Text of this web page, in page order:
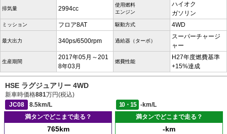
排気量 2994cc
使用燃料
エンジン
ハイオク
ガソリン
ミッション フロア8AT 駆動方式 4WD
最大出力 340ps/6500rpm 過給器（ターボ）
スーパーチャージ
ャー
生産期間
2017年05月～201
8年03月
燃費性能
H27年度燃費基準
+15%達成
HSE ラグジュアリー 4WD
新車時価格881万円(税込)
JC08
8.5km/L 10・15
-km/L
満タンでどこまで走る？
765km
満タンでどこまで走る？
-km